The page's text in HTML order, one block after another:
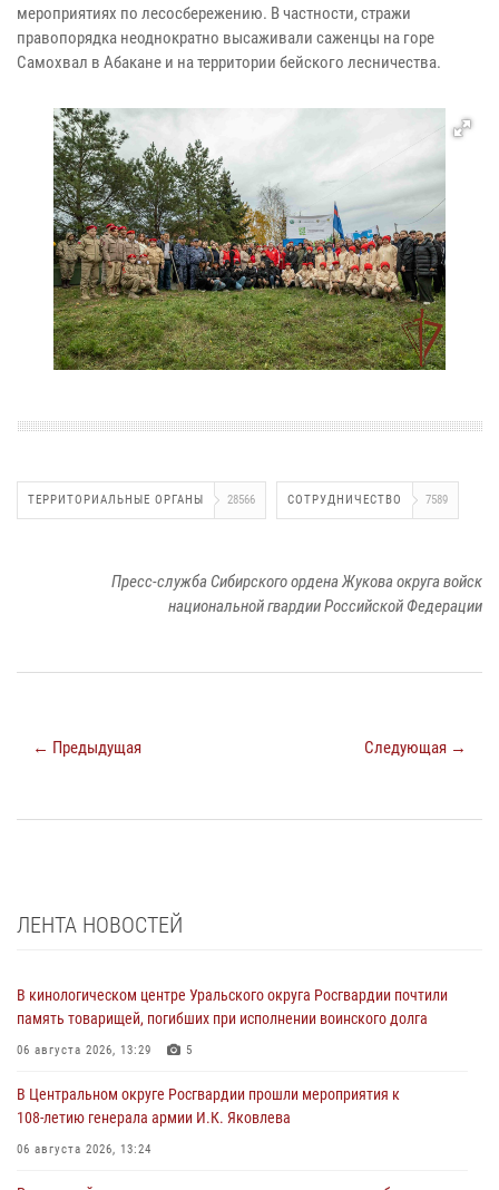
мероприятиях по лесосбережению. В частности, стражи
правопорядка неоднократно высаживали саженцы на горе
Самохвал в Абакане и на территории бейского лесничества.
ТЕРРИТОРИАЛЬНЫЕ ОРГАНЫ 28566 СОТРУДНИЧЕСТВО 7589
Пресс-служба Сибирского ордена Жукова округа войск
национальной гвардии Российской Федерации
← Предыдущая Следующая →
ЛЕНТА НОВОСТЕЙ
В кинологическом центре Уральского округа Росгвардии почтили
память товарищей, погибших при исполнении воинского долга
06 августа 2026, 13:29 5
В Центральном округе Росгвардии прошли мероприятия к
108‑летию генерала армии И.К. Яковлева
06 августа 2026, 13:24